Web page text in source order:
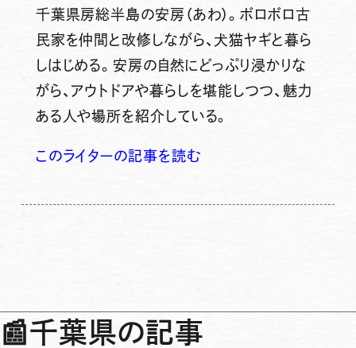
千葉県房総半島の安房（あわ）。ボロボロ古
民家を仲間と改修しながら、犬猫ヤギと暮ら
しはじめる。安房の自然にどっぷり浸かりな
がら、アウトドアや暮らしを堪能しつつ、魅力
ある人や場所を紹介している。
このライターの記事を読む
📰千葉県の記事